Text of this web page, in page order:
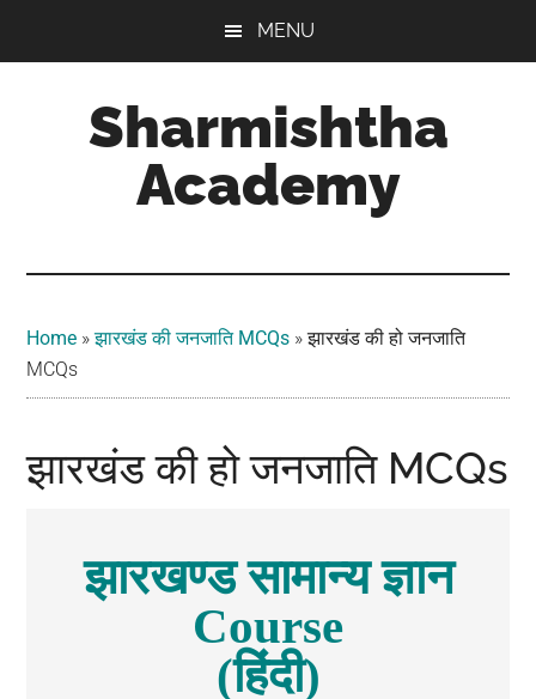
MENU
Sharmishtha
Academy
Home »झारखंड की जनजाति MCQs »झारखंड की हो जनजाति
MCQs
झारखंड की हो जनजाति MCQs
झारखण्ड सामान्य ज्ञान
Course
(हिंदी)